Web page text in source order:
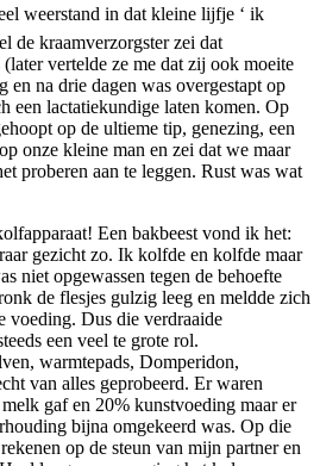
weerstand in dat kleine lijfje ‘ ik
de kraamverzorgster zei dat
vertelde ze me dat zij ook moeite
en na drie dagen was overgestapt op
een lactatiekundige laten komen. Op
op de ultieme tip, genezing, een
onze kleine man en zei dat we maar
proberen aan te leggen. Rust was wat
Een bakbeest vond ik het:
gezicht zo. Ik kolfde en kolfde maar
niet opgewassen tegen de behoefte
de flesjes gulzig leeg en meldde zich
voeding. Dus die verdraaide
een veel te grote rol.
warmtepads, Domperidon,
van alles geprobeerd. Er waren
gaf en 20% kunstvoeding maar er
bijna omgekeerd was. Op die
op de steun van mijn partner en